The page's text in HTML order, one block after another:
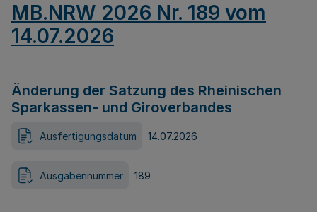
MB.NRW 2026 Nr. 189 vom
14.07.2026
Änderung der Satzung des Rheinischen
Sparkassen- und Giroverbandes
Ausfertigungsdatum 14.07.2026
Ausgabennummer 189